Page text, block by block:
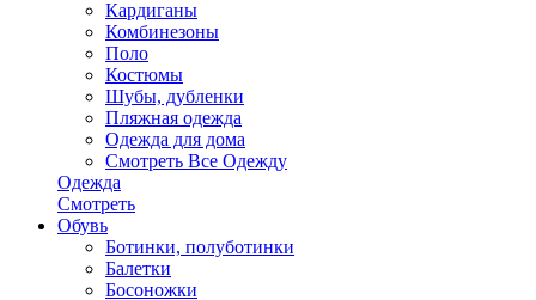
Кардиганы
Комбинезоны
Поло
Костюмы
Шубы, дубленки
Пляжная одежда
Одежда для дома
Смотреть Все Одежду
Одежда
Смотреть
Обувь
Ботинки, полуботинки
Балетки
Босоножки